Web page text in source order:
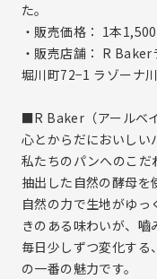
IRイベント
決算説明会
個人投資家向け会社
株主様工場見学
IR資料室
IR資料室トップ
決算短信
有価証券報告書
株主様向け報告書
た。
・販売価格： 1本
・販売店舗： R
堀川町72−1 ラゾーナ川
■R Baker（アールベ
心とからだにおいしい
私たちのパンへのこだ
抽出した自然の酵母を
自然の力で生地がゆ
きのある味わいが、嚙
毎日少しずつ変化す
の一番の魅力です。